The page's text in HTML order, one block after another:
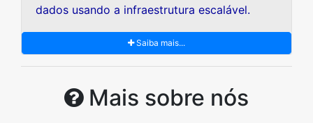
dados usando a infraestrutura escalável.
Saiba mais...
Mais sobre nós